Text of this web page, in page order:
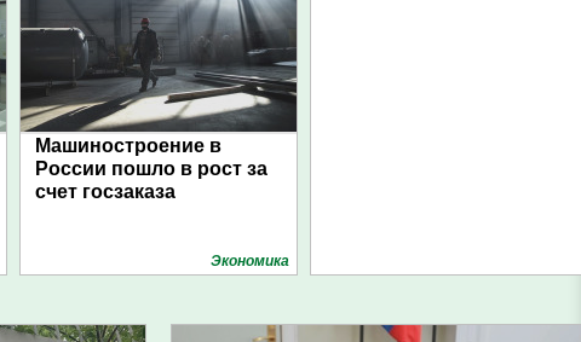
Машиностроение в
России пошло в рост за
счет госзаказа
Экономика